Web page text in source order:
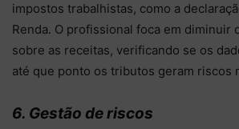
impostos trabalhistas, como a
Renda. O profissional foca em diminuir
sobre as receitas, verificando se os
até que ponto os tributos geram riscos
6. Gestão de riscos